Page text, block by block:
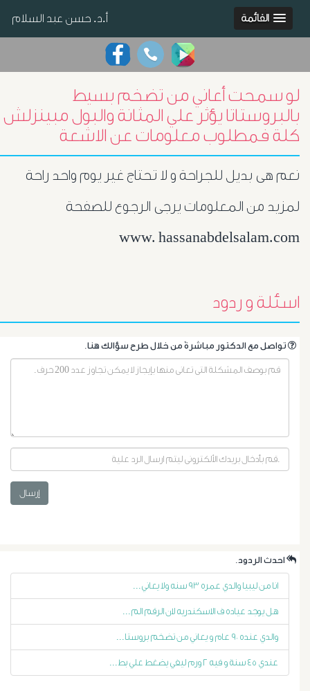
أ.د. حسن عبد السلام القائمة
أورام
البروستاتا
الرحم
الليفية
أورام
و
لو سمحت أعاني من تضخم بسيط
بالبروستاتا يؤثر علي المثانة والبول مبينزلش
كلة فمطلوب معلومات عن الاشعة
نعم هى بديل للجراحة و لا تحتاج غير يوم واحد راحة
لمزيد من المعلومات يرجى الرجوع للصفحة
www. hassanabdelsalam.com
اسئلة و ردود
إرسال
انا من ليبيا والدي عمره ٩٣ سنه ولا يعاني...
هل يوجد عياده ف الاسكندريه لان الرقم الم...
والدي عنده ٩٠ عام و يعاني من تضخم بروستا...
عندي ٤٥ سنة و فيه ٢ ورم ليفي يضغط علي بط...